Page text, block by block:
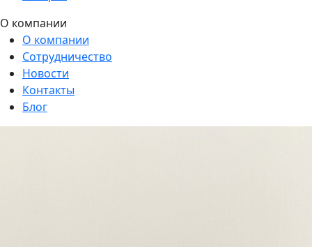
О компании
О компании
Сотрудничество
Новости
Контакты
Блог